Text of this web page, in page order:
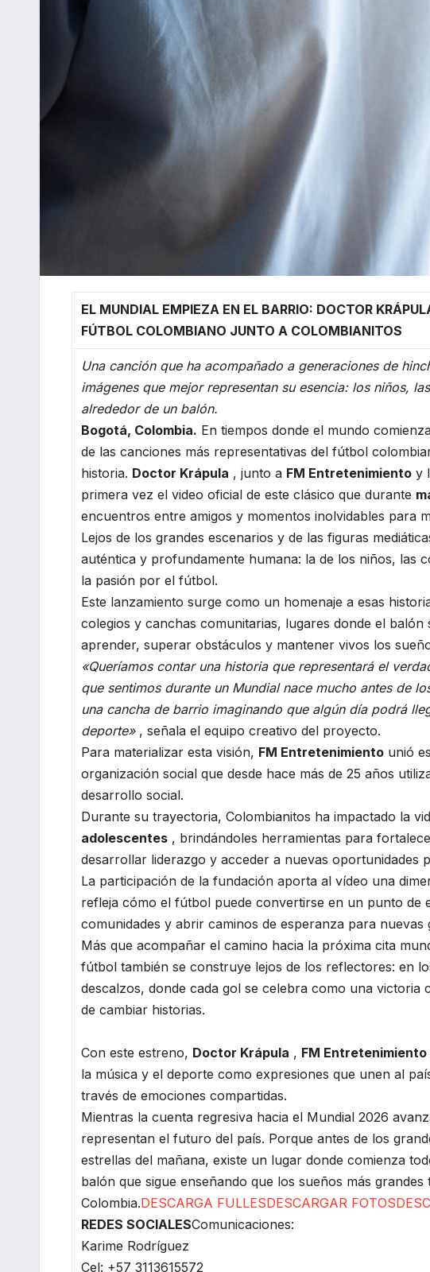
EL MUNDIAL EMPIEZA EN EL BARRIO: DOCTOR
FÚTBOL COLOMBIANO JUNTO A COLOMBIANITOS
Una canción que ha acompañado a generaciones de
imágenes que mejor representan su esencia: los niños,
alrededor de un balón.
Bogotá, Colombia. En tiempos donde el mundo
de las canciones más representativas del fútbol
historia. Doctor Krápula , junto a FM Entretenimiento y
primera vez el video oficial de este clásico que durante
encuentros entre amigos y momentos inolvidables para
Lejos de los grandes escenarios y de las figuras
auténtica y profundamente humana: la de los niños, las
la pasión por el fútbol.
Este lanzamiento surge como un homenaje a esas
colegios y canchas comunitarias, lugares donde el
aprender, superar obstáculos y mantener vivos los
«Queríamos contar una historia que representará el
que sentimos durante un Mundial nace mucho antes de
una cancha de barrio imaginando que algún día podrá
deporte», señala el equipo creativo del proyecto.
Para materializar esta visión, FM Entretenimiento unió
organización social que desde hace más de 25 años
desarrollo social.
Durante su trayectoria, Colombianitos ha impactado la
adolescentes , brindándoles herramientas para
desarrollar liderazgo y acceder a nuevas oportunidades
La participación de la fundación aporta al vídeo una
refleja cómo el fútbol puede convertirse en un punto
comunidades y abrir caminos de esperanza para nuevas
Más que acompañar el camino hacia la próxima cita
fútbol también se construye lejos de los reflectores: en
descalzos, donde cada gol se celebra como una victoria
de cambiar historias.
Con este estreno, Doctor Krápula , FM Entretenimiento
la música y el deporte como expresiones que unen al
través de emociones compartidas.
Mientras la cuenta regresiva hacia el Mundial 2026
representan el futuro del país. Porque antes de los
estrellas del mañana, existe un lugar donde comienza
balón que sigue enseñando que los sueños más
Colombia.DESCARGA FULLESDESCARGAR FOTOS
REDES SOCIALESComunicaciones:
Karime Rodríguez
Cel: +57 3113615572